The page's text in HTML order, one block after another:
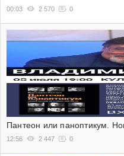
00:03 2 570 0
Пантеон или паноптикум.
12:56 2 447 0